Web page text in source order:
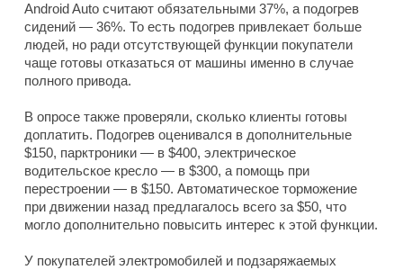
Android Auto считают обязательными 37%, а подогрев
сидений — 36%. То есть подогрев привлекает больше
людей, но ради отсутствующей функции покупатели
чаще готовы отказаться от машины именно в случае
полного привода.
В опросе также проверяли, сколько клиенты готовы
доплатить. Подогрев оценивался в дополнительные
$150, парктроники — в $400, электрическое
водительское кресло — в $300, а помощь при
перестроении — в $150. Автоматическое торможение
при движении назад предлагалось всего за $50, что
могло дополнительно повысить интерес к этой функции.
У покупателей электромобилей и подзаряжаемых